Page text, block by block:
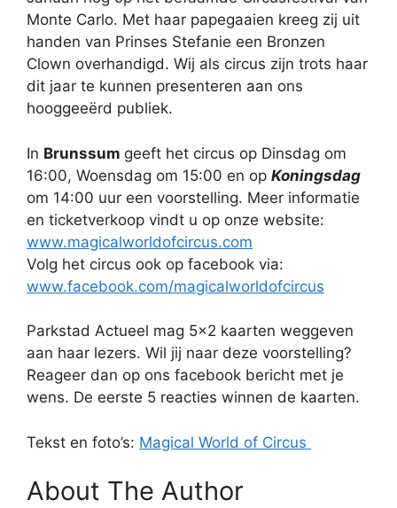
Monte Carlo. Met haar papegaaien kreeg zij uit
handen van Prinses Stefanie een Bronzen
Clown overhandigd. Wij als circus zijn trots haar
dit jaar te kunnen presenteren aan ons
hooggeeërd publiek.
In Brunssum geeft het circus op Dinsdag om
16:00, Woensdag om 15:00 en op Koningsdag
om 14:00 uur een voorstelling. Meer informatie
en ticketverkoop vindt u op onze website:
www.magicalworldofcircus.com
Volg het circus ook op facebook via:
www.facebook.com/magicalworldofcircus
Parkstad Actueel mag 5×2 kaarten weggeven
aan haar lezers. Wil jij naar deze voorstelling?
Reageer dan op ons facebook bericht met je
wens. De eerste 5 reacties winnen de kaarten.
Tekst en foto’s: Magical World of Circus
About The Author